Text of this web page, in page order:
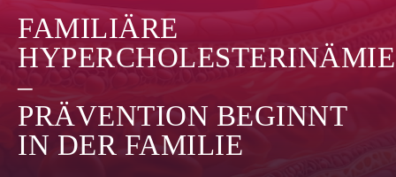
FAMILIÄRE
HYPERCHOLESTERINÄMIE
–
PRÄVENTION BEGINNT
IN DER FAMILIE